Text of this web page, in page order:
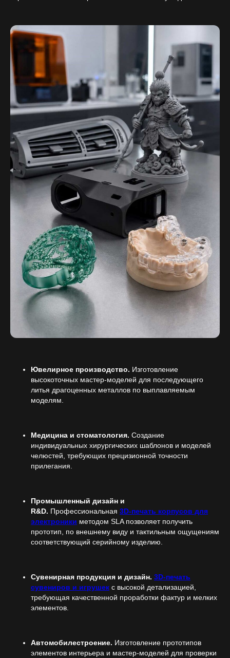
Ювелирное производство. Изготовление
высокоточных мастер-моделей для последующего
литья драгоценных металлов по выплавляемым
моделям.
Медицина и стоматология. Создание
индивидуальных хирургических шаблонов и моделей
челюстей, требующих прецизионной точности
прилегания.
Промышленный дизайн и
R&D. Профессиональная 3D-печать корпусов для
электроники методом SLA позволяет получить
прототип, по внешнему виду и тактильным ощущениям
соответствующий серийному изделию.
Сувенирная продукция и дизайн. 3D-печать
сувениров и игрушек с высокой детализацией,
требующая качественной проработки фактур и мелких
элементов.
Автомобилестроение. Изготовление прототипов
элементов интерьера и мастер-моделей для проверки